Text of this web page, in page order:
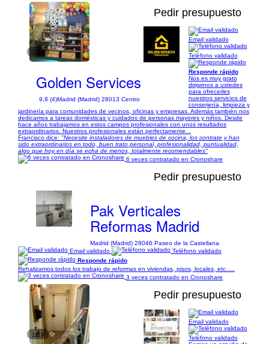
1/16
Pedir presupuesto
Golden Services
9,8 (4)Madrid (Madrid) 28013 Centro
Email validado
Teléfono validado
Responde rápido
Nos es muy grato
dirigirnos a ustedes
para ofrecerles
nuestros servicios de
conserjería, limpieza y
jardinería para comunidades de vecinos, oficinas y empresas. Además también nos
dedicamos a tareas domésticas y cuidados de personas mayores y niños. Desde
hace años trabajamos en estos campos profesionales con unos resultados
extraordinarios. Nuestros profesionales están perfectamente...
Francisco dice: "Necesite instaladores de muebles de cocina, los contrate y han
sido extraordinarios en todo, buen trato personal, profesionalidad, puntualidad,
algo que hoy en día se echa de menos, totalmente recomendables"
6 veces contratado en Cronoshare
Pedir presupuesto
Pak Verticales
Reformas Madrid
Madrid (Madrid) 28046 Paseo de la Castellana
Email validado
Teléfono validado
Responde rápido
Rehalizamos todos los trabajo de reformas en viviendas, pisos, locales, etc.....
3 veces contratado en Cronoshare
1/18
Pedir presupuesto
Email validado
Teléfono validado